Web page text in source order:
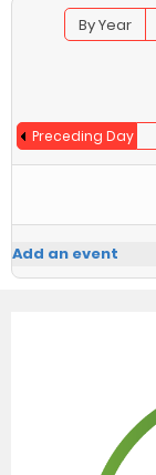
By Year
Preceding Day
Add an event